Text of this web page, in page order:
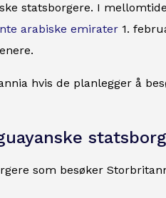
statsborgere. I
arabiske emirater 1.
hvis de planlegger å
som besøker